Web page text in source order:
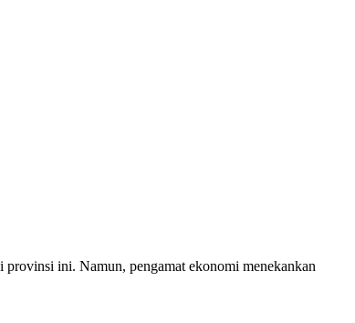
ini. Namun, pengamat ekonomi menekankan